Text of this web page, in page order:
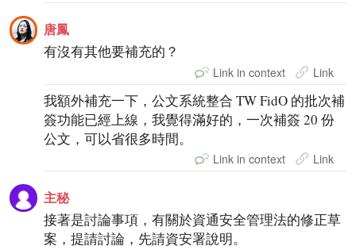
唐鳳
有沒有其他要補充的？
Link in context Link
我額外補充一下，公文系統整合 TW FidO 的批次補
簽功能已經上線，我覺得滿好的，一次補簽 20 份
公文，可以省很多時間。
Link in context Link
主秘
接著是討論事項，有關於資通安全管理法的修正草
案，提請討論，先請資安署說明。